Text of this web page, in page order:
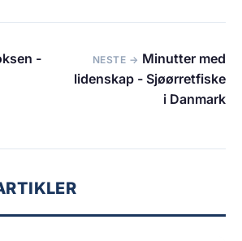
-
NESTE → Minutter med
lidenskap - Sjøørretfiske
i Danmark
1 min lesetid